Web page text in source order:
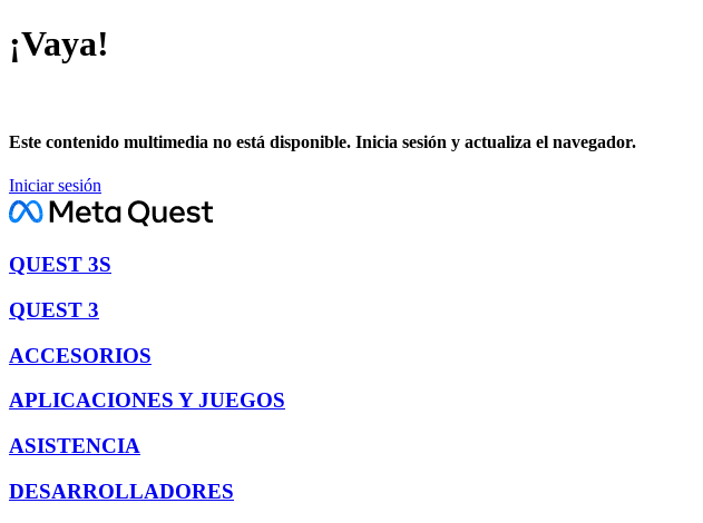
¡Vaya!
Este contenido multimedia no está disponible. Inicia sesión y actualiza el navegador.
Iniciar sesión
QUEST 3S
QUEST 3
ACCESORIOS
APLICACIONES Y JUEGOS
ASISTENCIA
DESARROLLADORES